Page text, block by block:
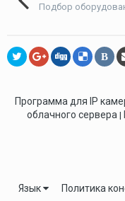
Подбор
В
Программа для IP
облачного сервера |
Язык Политика